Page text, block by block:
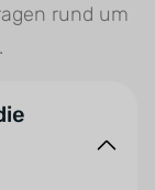
rund um